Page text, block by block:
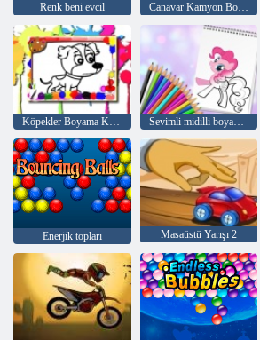
Renk beni evcil Canavar Kamyon Boyama Kitabı
Köpekler Boyama Kitabı Sevimli midilli boyama kitabı
Enerjik topları Masaüstü Yarışı 2